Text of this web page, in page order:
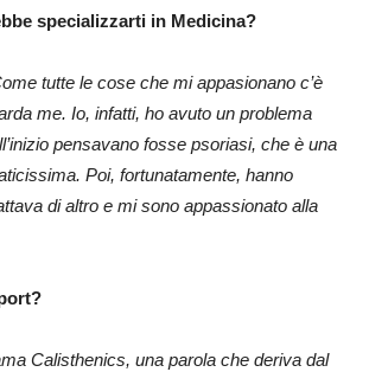
specializzarti in Medicina?
tutte le cose che mi appasionano c’è
me. Io, infatti, ho avuto un problema
pensavano fosse psoriasi, che è una
Poi, fortunatamente, hanno
di altro e mi sono appassionato alla
Calisthenics, una parola che deriva dal